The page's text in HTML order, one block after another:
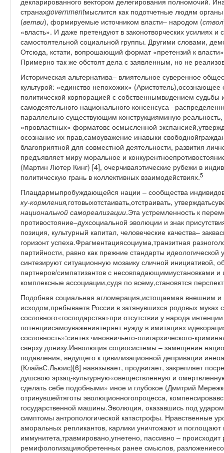
странахgovernmentмыслится как подотчетные людям
(ветви), формируемые источником власти– народом (ствол
«власть». И даже претендуют в законотворческих усилиях и
самостоятельной социальной группы. Другими словами,
Отсюда, кстати, вопрошающий формат «претензий к
Примерно так же обстоят дела с заявленным, но не
Историческая альтернатива– влиятельное суверенное
культурой: «единство непохожих»
политической корпорацией с собственнымвидением судьбы
самодеятельного национального консенсуса
параллельно существующим конструкцияминую
«провластных» форматовс осмысленной
осознание их прав,самоуважение инавыки
благоприятной для совместной деятельности, развития
предъявляет миру моральное и
(Мартин Лютер Кинг) [4], очерчиваяэтические рубежи в
политическую грань в коллективных взаимодействиях.5
Плацдармыпробуждающейся нации – сообщества
ку-кормления,готовыхотстаивать,отстраивать,
национальной самореализации.Эта устремленность к
противостояние–духсоциальной эволюции и знак
позиция, культурный капитал, человеческие качества–
горизонт успеха.Фрагментациясоциума,транзитная
партийности, равно как прежние стандарты
синтезируют ситуационную мозаику сличной инициативой,
партнеров/симпатизантов с несовпадающимиустановками
комплексные ассоциации,судя по всему,становятся
Подобная социальная агломерация,истощаемая внешним
исходом,пребываетв России в затянувшихся родовых
сословного«господарства»при отсутствии у народа
потенциисамоуважениятеряет нужду в имитациях
сословность»:синтез чиновничьего-олигархического-
сверху донизу.Инволюция социосистемы – замещение
подавления, ведущего к цивилизационной депривации
(КлайвС.Льюис)[6] навязывает, продвигает, закрепляет
душсвою эрзац-культурную«овеществленную и
сделать себе подобными» иное и глубокое (Дмитрий
отринувшейтяготы эволюционногопроцесса,
государственной машины.Эволюция, оказавшись под
симптомы антропологической катастрофы. Нравственные
аморальных репликантов, карлики уничтожают и
иммунитета,травмировано,угнетено, пассивно –
ремифологизацияобретенных ранее смыслов,